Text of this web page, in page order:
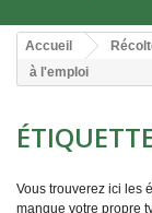
Accueil
à l'emploi
Vous trouverez ici les
manque votre propre